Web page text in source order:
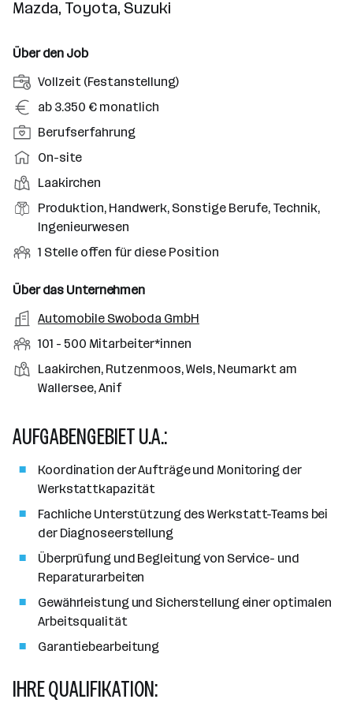
Mazda, Toyota, Suzuki
Über den Job
A
n
t
e
l
u
g
a
t
Vollzeit (Festanstellung)
G
e
h
a
l
t
ab 3.350 € monatlich
P
o
i
t
o
s
b
e
e
Berufserfahrung
A
r
b
e
t
m
d
e
l
On-site
D
i
s
o
r
Laakirchen
B
r
f
f
e
d
Produktion, Handwerk, Sonstige Berufe, Technik,
Ingenieurwesen
O
f
n
e
S
l
1 Stelle offen für diese Position
Über das Unternehmen
A
r
e
g
b
Automobile Swoboda GmbH
M
i
t
b
e
n
n
n
101 - 500 Mitarbeiter*innen
S
n
d
o
e
Laakirchen, Rutzenmoos, Wels, Neumarkt am
Wallersee, Anif
AUFGABENGEBIET U.A.:
Koordination der Aufträge und Monitoring der
Werkstattkapazität
Fachliche Unterstützung des Werkstatt-Teams bei
der Diagnoseerstellung
Überprüfung und Begleitung von Service- und
Reparaturarbeiten
Gewährleistung und Sicherstellung einer optimalen
Arbeitsqualität
Garantiebearbeitung
IHRE QUALIFIKATION: